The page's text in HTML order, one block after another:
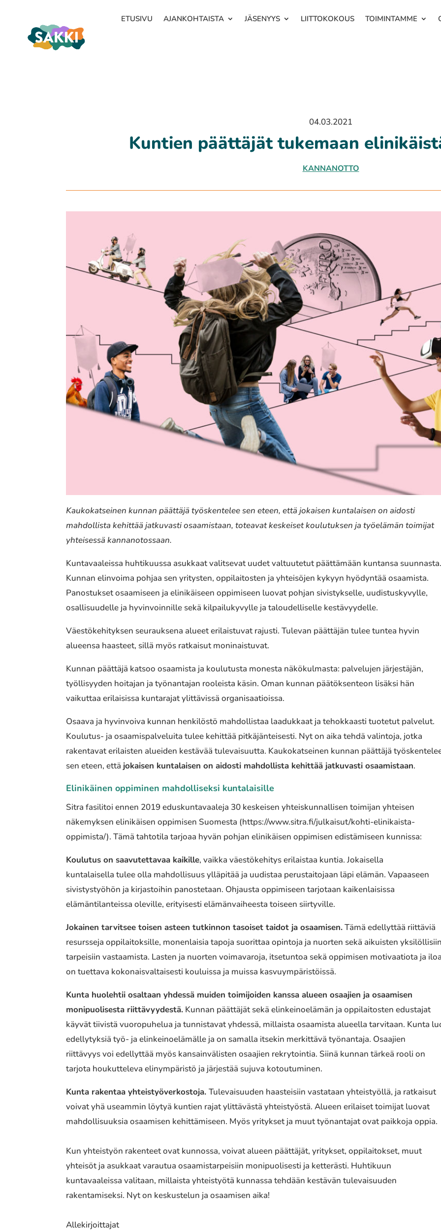
ETUSIVU AJANKOHTAISTA JÄSENYYS LIITTOKOKOUS TOIMINTAMME
04.03.2021
Kuntien päättäjät tukemaan
KANNANOTTO
Kaukokatseinen kunnan päättäjä työskentelee sen eteen, että jokaisen kuntalaisen on aidosti
mahdollista kehittää jatkuvasti osaamistaan, toteavat keskeiset koulutuksen ja työelämän toimijat
yhteisessä kannanotossaan.
Kuntavaaleissa huhtikuussa asukkaat valitsevat uudet valtuutetut päättämään kuntansa
Kunnan elinvoima pohjaa sen yritysten, oppilaitosten ja yhteisöjen kykyyn hyödyntää osaamista.
Panostukset osaamiseen ja elinikäiseen oppimiseen luovat pohjan sivistykselle, uudistuskyvylle,
osallisuudelle ja hyvinvoinnille sekä kilpailukyvylle ja taloudelliselle kestävyydelle.
Väestökehityksen seurauksena alueet erilaistuvat rajusti. Tulevan päättäjän tulee tuntea hyvin
alueensa haasteet, sillä myös ratkaisut moninaistuvat.
Kunnan päättäjä katsoo osaamista ja koulutusta monesta näkökulmasta: palvelujen järjestäjän,
työllisyyden hoitajan ja työnantajan rooleista käsin. Oman kunnan päätöksenteon lisäksi hän
vaikuttaa erilaisissa kuntarajat ylittävissä organisaatioissa.
Osaava ja hyvinvoiva kunnan henkilöstö mahdollistaa laadukkaat ja tehokkaasti tuotetut palvelut.
Koulutus- ja osaamispalveluita tulee kehittää pitkäjänteisesti. Nyt on aika tehdä valintoja, jotka
rakentavat erilaisten alueiden kestävää tulevaisuutta. Kaukokatseinen kunnan päättäjä
sen eteen, että jokaisen kuntalaisen on aidosti mahdollista kehittää jatkuvasti osaamistaan.
Elinikäinen oppiminen mahdolliseksi kuntalaisille
Sitra fasilitoi ennen 2019 eduskuntavaaleja 30 keskeisen yhteiskunnallisen toimijan yhteisen
näkemyksen elinikäisen oppimisen Suomesta (https://www.sitra.fi/julkaisut/kohti-elinikaista-
oppimista/). Tämä tahtotila tarjoaa hyvän pohjan elinikäisen oppimisen edistämiseen kunnissa:
Koulutus on saavutettavaa kaikille, vaikka väestökehitys erilaistaa kuntia. Jokaisella
kuntalaisella tulee olla mahdollisuus ylläpitää ja uudistaa perustaitojaan läpi elämän. Vapaaseen
sivistystyöhön ja kirjastoihin panostetaan. Ohjausta oppimiseen tarjotaan kaikenlaisissa
elämäntilanteissa oleville, erityisesti elämänvaiheesta toiseen siirtyville.
Jokainen tarvitsee toisen asteen tutkinnon tasoiset taidot ja osaamisen.Tämä edellyttää riittäviä
resursseja oppilaitoksille, monenlaisia tapoja suorittaa opintoja ja nuorten sekä aikuisten
tarpeisiin vastaamista. Lasten ja nuorten voimavaroja, itsetuntoa sekä oppimisen motivaatiota ja
on tuettava kokonaisvaltaisesti kouluissa ja muissa kasvuympäristöissä.
Kunta huolehtii osaltaan yhdessä muiden toimijoiden kanssa alueen osaajien ja osaamisen
monipuolisesta riittävyydestä. Kunnan päättäjät sekä elinkeinoelämän ja oppilaitosten edustajat
käyvät tiivistä vuoropuhelua ja tunnistavat yhdessä, millaista osaamista alueella tarvitaan. Kunta
edellytyksiä työ- ja elinkeinoelämälle ja on samalla itsekin merkittävä työnantaja. Osaajien
riittävyys voi edellyttää myös kansainvälisten osaajien rekrytointia. Siinä kunnan tärkeä rooli on
tarjota houkutteleva elinympäristö ja järjestää sujuva kotoutuminen.
Kunta rakentaa yhteistyöverkostoja.Tulevaisuuden haasteisiin vastataan yhteistyöllä, ja ratkaisut
voivat yhä useammin löytyä kuntien rajat ylittävästä yhteistyöstä. Alueen erilaiset toimijat luovat
mahdollisuuksia osaamisen kehittämiseen. Myös yritykset ja muut työnantajat ovat paikkoja oppia.
Kun yhteistyön rakenteet ovat kunnossa, voivat alueen päättäjät, yritykset, oppilaitokset, muut
yhteisöt ja asukkaat varautua osaamistarpeisiin monipuolisesti ja ketterästi. Huhtikuun
kuntavaaleissa valitaan, millaista yhteistyötä kunnassa tehdään kestävän tulevaisuuden
rakentamiseksi. Nyt on keskustelun ja osaamisen aika!
Allekirjoittajat